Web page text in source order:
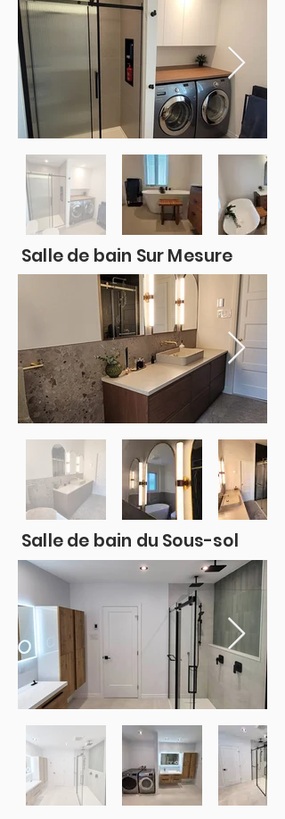
Salle de bain Sur Mesure
Salle de bain du Sous-sol